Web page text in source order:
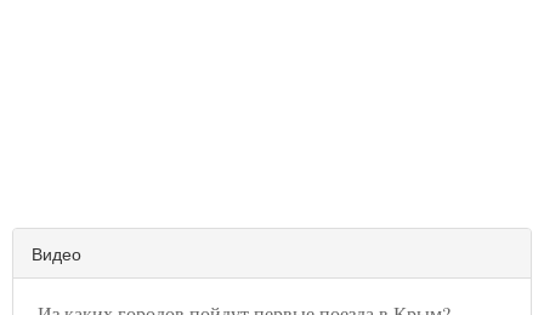
Видео